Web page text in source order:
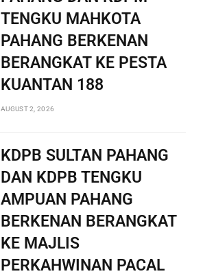
TENGKU MAHKOTA
PAHANG BERKENAN
BERANGKAT KE PESTA
KUANTAN 188
AUGUST 2, 2026
KDPB SULTAN PAHANG
DAN KDPB TENGKU
AMPUAN PAHANG
BERKENAN BERANGKAT
KE MAJLIS
PERKAHWINAN PACAL